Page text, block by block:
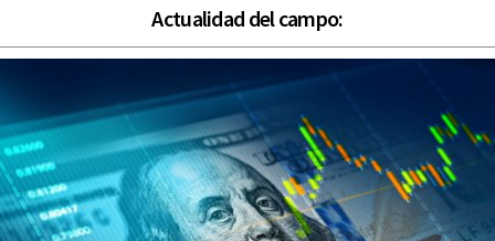
Actualidad del campo: